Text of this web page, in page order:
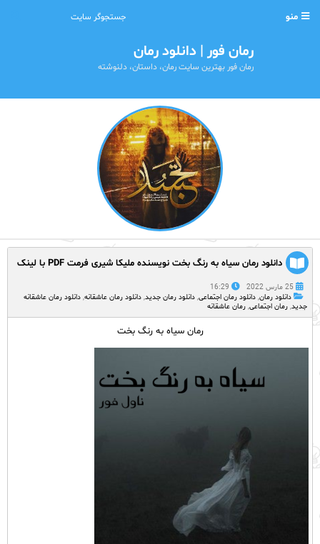
منو
رمان فور | دانلود رمان
رمان فور بهترین سایت رمان، داستان، دلنوشته
دانلود رمان سیاه به رنگ بخت نویسنده ملیکا شیری فرمت PDF با لینک
25 مارس 2022
16:29
دانلود رمان, دانلود رمان اجتماعی, دانلود رمان جدید, دانلود رمان عاشقانه, دانلود رمان عاشقانه
جدید, رمان اجتماعی, رمان عاشقانه
رمان سیاه به رنگ بخت